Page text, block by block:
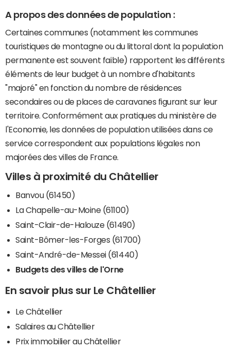
A propos des données de population :
Certaines communes (notamment les communes
touristiques de montagne ou du littoral dont la population
permanente est souvent faible) rapportent les différents
éléments de leur budget à un nombre d'habitants
"majoré" en fonction du nombre de résidences
secondaires ou de places de caravanes figurant sur leur
territoire. Conformément aux pratiques du ministère de
l'Economie, les données de population utilisées dans ce
service correspondent aux populations légales non
majorées des villes de France.
Villes à proximité du Châtellier
Banvou (61450)
La Chapelle-au-Moine (61100)
Saint-Clair-de-Halouze (61490)
Saint-Bômer-les-Forges (61700)
Saint-André-de-Messei (61440)
Budgets des villes de l'Orne
En savoir plus sur Le Châtellier
Le Châtellier
Salaires au Châtellier
Prix immobilier au Châtellier